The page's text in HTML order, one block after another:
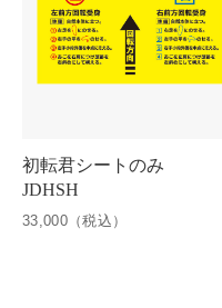
初転君シートのみ
JDHSH
33,000（税込）